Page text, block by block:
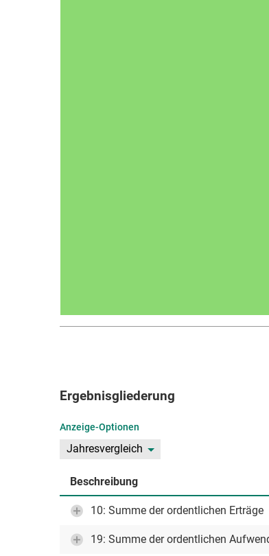
Ergebnisgliederung
Anzeige-Optionen
Jahresvergleich
Beschreibung
10: Summe der ordentlichen Erträge
19: Summe der ordentlichen